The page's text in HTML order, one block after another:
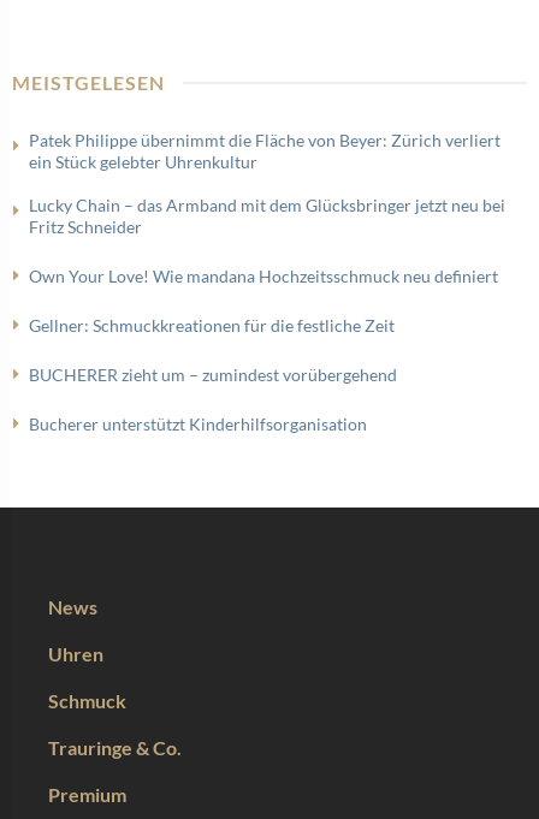
MEISTGELESEN
Patek Philippe übernimmt die Fläche von Beyer: Zürich verliert
ein Stück gelebter Uhrenkultur
Lucky Chain – das Armband mit dem Glücksbringer jetzt neu bei
Fritz Schneider
Own Your Love! Wie mandana Hochzeitsschmuck neu definiert
Gellner: Schmuckkreationen für die festliche Zeit
BUCHERER zieht um – zumindest vorübergehend
Bucherer unterstützt Kinderhilfsorganisation
News
Uhren
Schmuck
Trauringe & Co.
Premium